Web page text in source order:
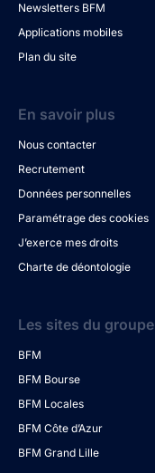
Newsletters BFM
Applications mobiles
Plan du site
En savoir plus
Nous contacter
Recrutement
Données personnelles
Paramétrage des cookies
J’exerce mes droits
Charte de déontologie
Les sites du groupe
BFM
BFM Bourse
BFM Locales
BFM Côte d’Azur
BFM Grand Lille